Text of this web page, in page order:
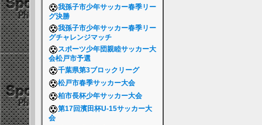
我孫子市少年サッカー春季リー
グ決勝
我孫子市少年サッカー春季リー
グチャレンジマッチ
スポーツ少年団親睦サッカー大
会松戸市予選
千葉県第3ブロックリーグ
松戸市春季サッカー大会
柏市長杯少年サッカー大会
第17回濱田杯U-15サッカー大
会